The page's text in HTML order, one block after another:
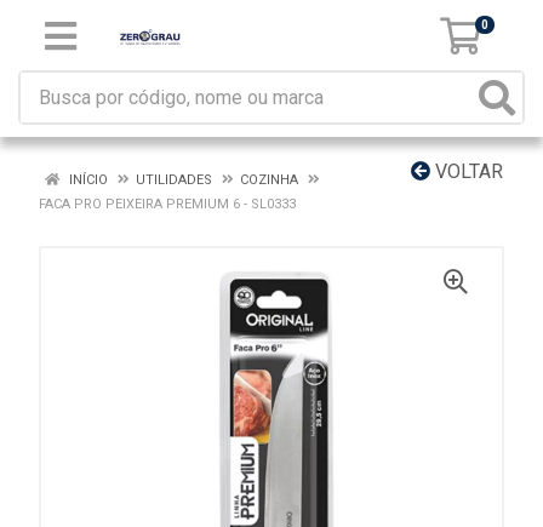
0
VOLTAR
INÍCIO UTILIDADES
COZINHA
FACA PRO PEIXEIRA PREMIUM 6 - SL0333